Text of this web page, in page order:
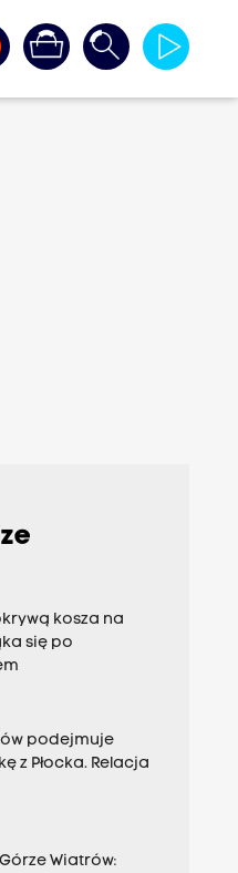
kosza na
się po
podejmuje
z Płocka. Relacja
Wiatrów: